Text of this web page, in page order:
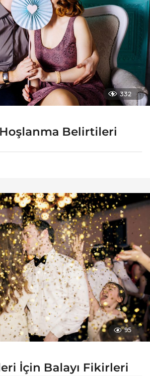
332
Belirtileri
95
İçin Balayı Fikirleri